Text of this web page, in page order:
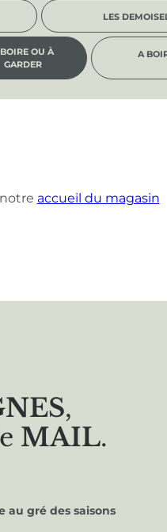
LES
OU À
GARDER
A
accueil du magasin
,
MAIL.
au gré des saisons